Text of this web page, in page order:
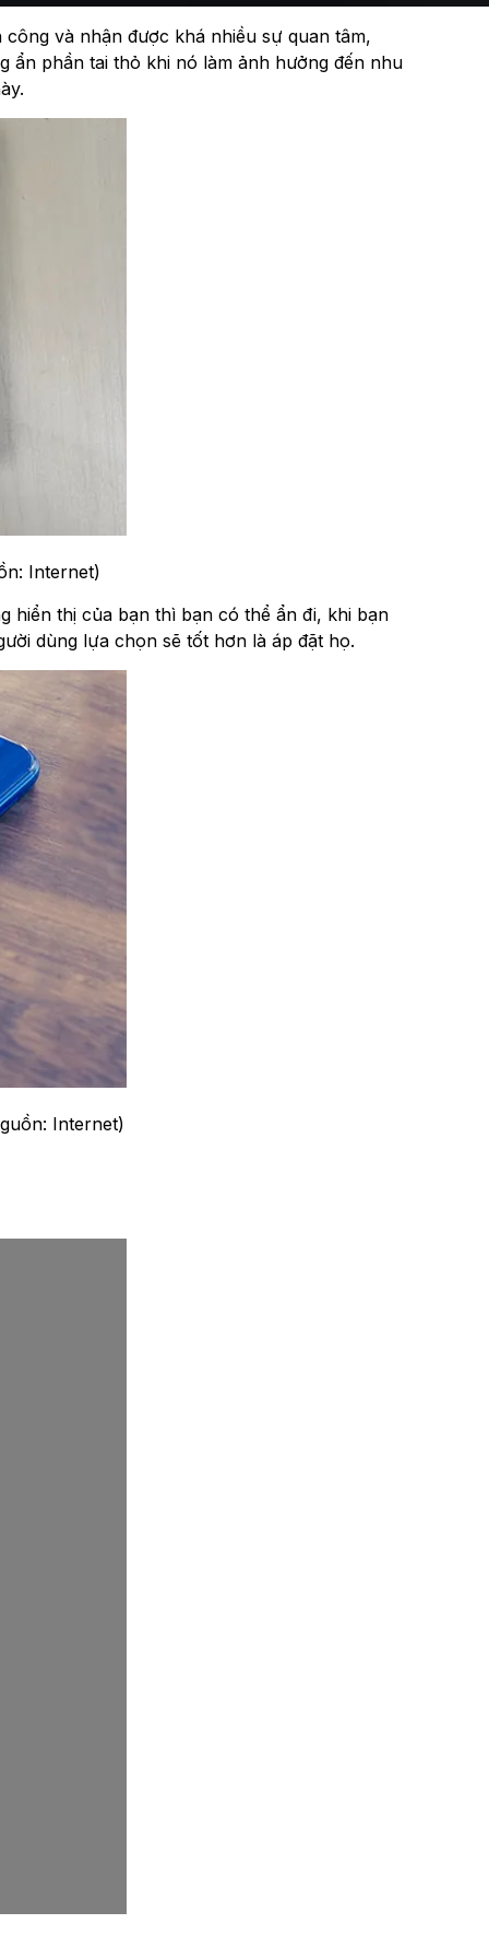
và nhận được khá nhiều sự quan tâm,
ẩn phần tai thỏ khi nó làm ảnh hưởng đến nhu
Internet)
hiển thị của bạn thì bạn có thể ẩn đi, khi bạn
dùng lựa chọn sẽ tốt hơn là áp đặt họ.
Internet)